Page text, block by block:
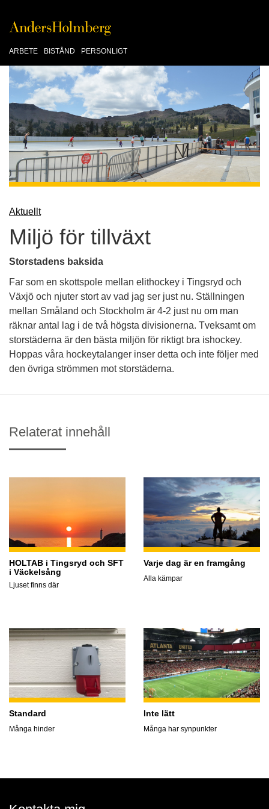
ARBETE BISTÅND PERSONLIGT
Aktuellt
Miljö för tillväxt
Storstadens baksida
Far som en skottspole mellan elithockey i Tingsryd och
Växjö och njuter stort av vad jag ser just nu. Ställningen
mellan Småland och Stockholm är 4-2 just nu om man
räknar antal lag i de två högsta divisionerna. Tveksamt om
storstäderna är den bästa miljön för riktigt bra ishockey.
Hoppas våra hockeytalanger inser detta och inte följer med
den övriga strömmen mot storstäderna.
Relaterat innehåll
HOLTAB i Tingsryd och SFT
i Väckelsång
Ljuset finns där
Varje dag är en framgång
Alla kämpar
Standard
Många hinder
Inte lätt
Många har synpunkter